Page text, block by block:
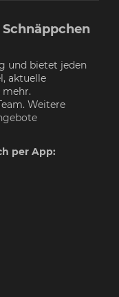
und bietet jeden
aktuelle
mehr.
Weitere
per App: